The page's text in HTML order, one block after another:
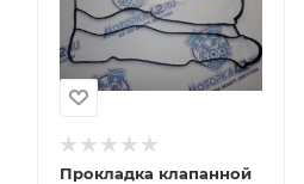
Прокладка клапанной